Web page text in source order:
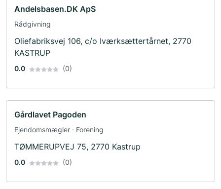
Andelsbasen.DK ApS
Rådgivning
Oliefabriksvej 106, c/o Iværksættertårnet, 2770
KASTRUP
0.0 (0)
Gårdlavet Pagoden
Ejendomsmægler · Forening
TØMMERUPVEJ 75, 2770 Kastrup
0.0 (0)